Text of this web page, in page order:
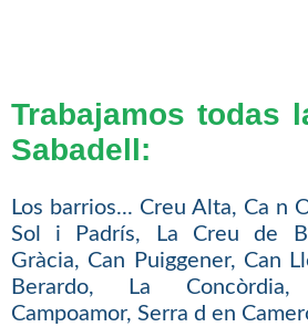
Trabajamos todas
Sabadell:
Los barrios... Creu Alta, Ca n
Sol i Padrís, La Creu de
Gràcia, Can Puiggener, Can
Berardo, La
Campoamor, Serra d en